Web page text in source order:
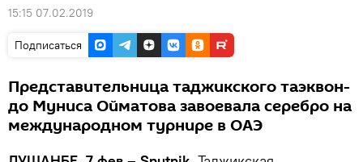
15:15 07.02.2019
Подписаться
Представительница таджикского таэквон-
до Муниса Ойматова завоевала серебро на
международном турнире в ОАЭ